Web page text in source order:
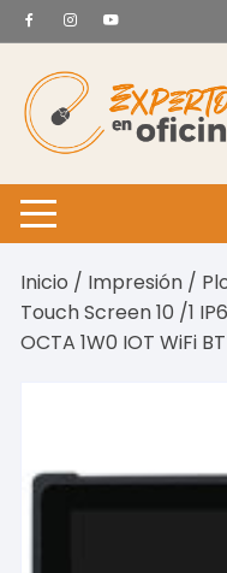
Saltar
al
contenido
Inicio / Impresión /
Touch Screen 10 /1
OCTA 1W0 IOT WiFi